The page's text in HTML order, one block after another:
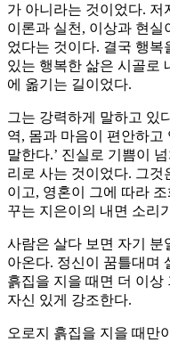
가 아니라는 것이었다.
이론과 실천, 이상과 현실
었다는 것이다. 결국 행
있는 행복한 삶은 시골로
에 옮기는 길이었다.
그는 강력하게 말하고 있
역, 몸과 마음이 편안하
말한다.’ 진실로 기쁨이
리로 사는 것이었다. 그것
이고, 영혼이 그에 따라
꾸는 지은이의 내면 소리
사람은 살다 보면 자기 분
아온다. 정신이 꿈틀대며
흙집을 지을 때면 더 이
자신 있게 강조한다.
오로지 흙집을 지을 때만